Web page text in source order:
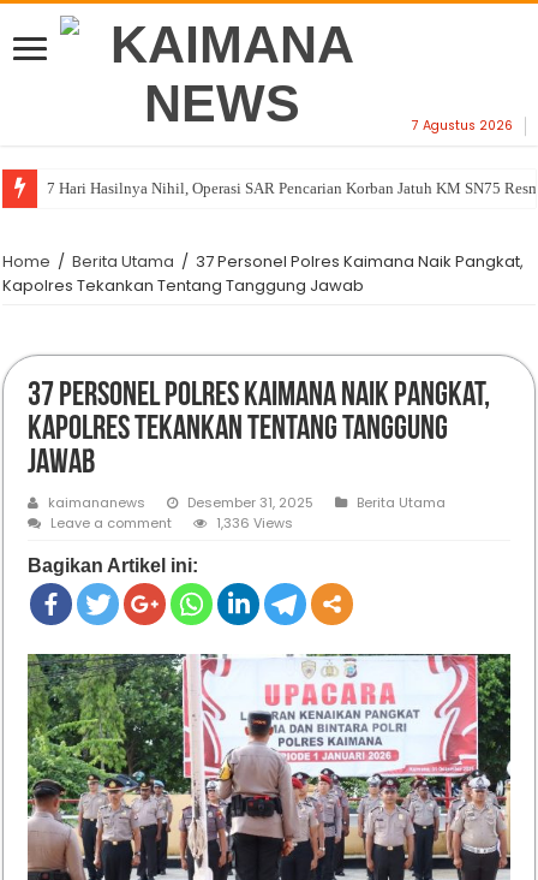
7 Agustus 2026
7 Hari Hasilnya Nihil, Operasi SAR Pencarian Korban Jatuh KM SN75
Kendaraan Dinas Milik Pemkab Kaimana Terjaring Operasi Rutin Satlantas
Home / Berita Utama / 37 Personel Polres Kaimana Naik Pangkat,
Kapolres Tekankan Tentang Tanggung Jawab
37 Personel Polres Kaimana Naik Pangkat,
Kapolres Tekankan Tentang Tanggung
Jawab
kaimananews Desember 31, 2025
Berita Utama
Leave a comment
1,336 Views
Bagikan Artikel ini: